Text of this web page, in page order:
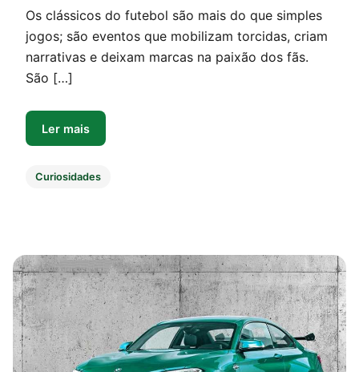
Os clássicos do futebol são mais do que simples
jogos; são eventos que mobilizam torcidas, criam
narrativas e deixam marcas na paixão dos fãs.
São […]
Ler mais
Curiosidades